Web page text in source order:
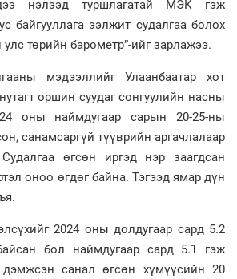
нэлээд туршлагатай МЭК гэж
байгууллага ээлжит судалгаа болох
төрийн барометр”-ийг зарлажээ.
мэдээллийг Улаанбаатар хот
оршин суудаг сонгуулийн насны
оны наймдугаар сарын 20-25-ны
санамсаргүй түүврийн аргачлалаар
өгсөн иргэд нэр заагдсан
оноо өгдөг байна. Тэгээд ямар дүн
2024 оны долдугаар сард 5.2
бол наймдугаар сард 5.1 гэж
санал өгсөн хүмүүсийн 20